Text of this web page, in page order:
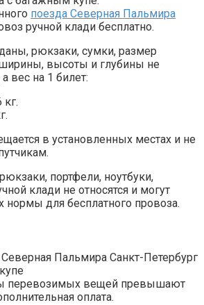
поезда Северная Пальмира
ручной клади бесплатно.
рюкзаки, сумки, размер
высоты и глубины не
вес на 1 билет:
кг.
в установленных местах и не
портфели, ноутбуки,
клади не относятся и могут
нормы для бесплатного провоза.
перевозимых вещей превышают
оплата.